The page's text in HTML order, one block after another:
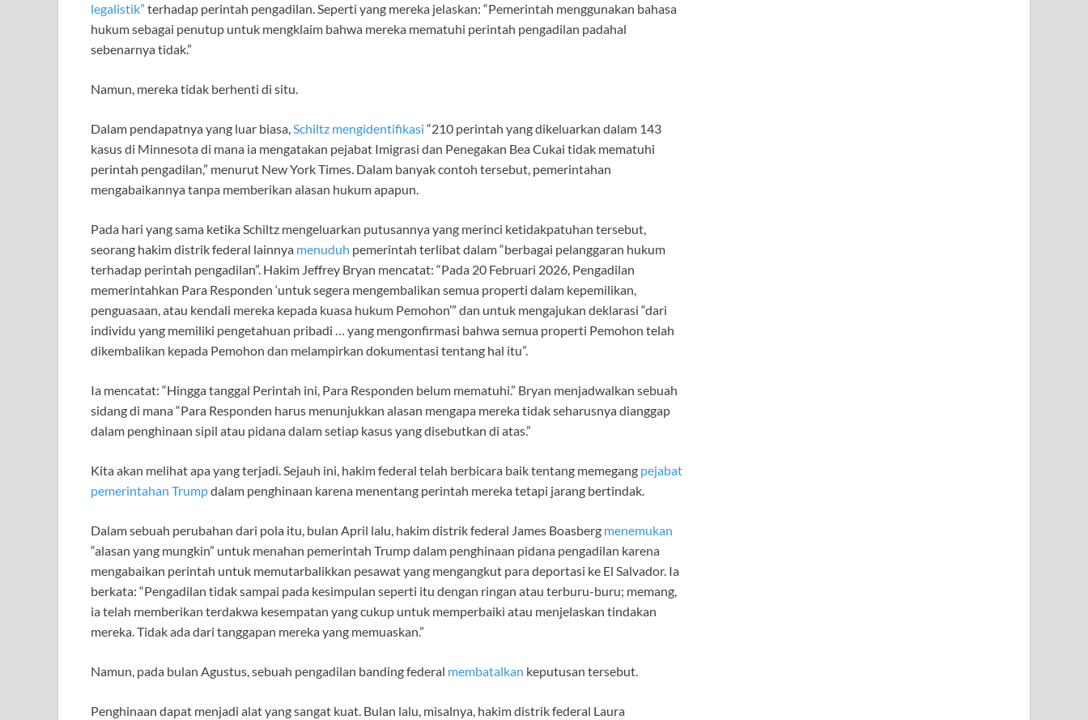
legalistik” terhadap perintah pengadilan. Seperti yang mereka jelaskan: “Pemerintah menggunakan bahasa
hukum sebagai penutup untuk mengklaim bahwa mereka mematuhi perintah pengadilan padahal
sebenarnya tidak.”
Namun, mereka tidak berhenti di situ.
Dalam pendapatnya yang luar biasa,Schiltz mengidentifikasi “210 perintah yang dikeluarkan dalam 143
kasus di Minnesota di mana ia mengatakan pejabat Imigrasi dan Penegakan Bea Cukai tidak mematuhi
perintah pengadilan,” menurut New York Times. Dalam banyak contoh tersebut, pemerintahan
mengabaikannya tanpa memberikan alasan hukum apapun.
Pada hari yang sama ketika Schiltz mengeluarkan putusannya yang merinci ketidakpatuhan tersebut,
seorang hakim distrik federal lainnya menuduh pemerintah terlibat dalam “berbagai pelanggaran hukum
terhadap perintah pengadilan”. Hakim Jeffrey Bryan mencatat: “Pada 20 Februari 2026, Pengadilan
memerintahkan Para Responden ‘untuk segera mengembalikan semua properti dalam kepemilikan,
penguasaan, atau kendali mereka kepada kuasa hukum Pemohon’” dan untuk mengajukan deklarasi “dari
individu yang memiliki pengetahuan pribadi … yang mengonfirmasi bahwa semua properti Pemohon telah
dikembalikan kepada Pemohon dan melampirkan dokumentasi tentang hal itu”.
Ia mencatat: “Hingga tanggal Perintah ini, Para Responden belum mematuhi.” Bryan menjadwalkan sebuah
sidang di mana “Para Responden harus menunjukkan alasan mengapa mereka tidak seharusnya dianggap
dalam penghinaan sipil atau pidana dalam setiap kasus yang disebutkan di atas.”
Kita akan melihat apa yang terjadi. Sejauh ini, hakim federal telah berbicara baik tentang memegang pejabat
pemerintahan Trumpdalam penghinaan karena menentang perintah mereka tetapi jarang bertindak.
Dalam sebuah perubahan dari pola itu, bulan April lalu, hakim distrik federal James Boasberg menemukan
“alasan yang mungkin” untuk menahan pemerintah Trump dalam penghinaan pidana pengadilan karena
mengabaikan perintah untuk memutarbalikkan pesawat yang mengangkut para deportasi ke El Salvador. Ia
berkata: “Pengadilan tidak sampai pada kesimpulan seperti itu dengan ringan atau terburu-buru; memang,
ia telah memberikan terdakwa kesempatan yang cukup untuk memperbaiki atau menjelaskan tindakan
mereka. Tidak ada dari tanggapan mereka yang memuaskan.”
Namun, pada bulan Agustus, sebuah pengadilan banding federal membatalkan keputusan tersebut.
Penghinaan dapat menjadi alat yang sangat kuat. Bulan lalu, misalnya, hakim distrik federal Laura